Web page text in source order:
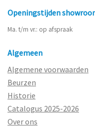
Openingstijden
Ma. t/m vr.: op afspraak
Algemeen
Algemene voorwaarden
Beurzen
Historie
Catalogus 2025-2026
Over ons